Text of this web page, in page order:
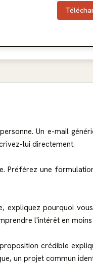
Un e-mail
lui directement.
Préférez une
expliquez pourquoi
l'intérêt en moins
crédible
un projet commun